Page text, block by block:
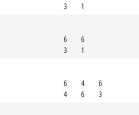
3
1
6
3
6
1
6
4
4
6
6
3